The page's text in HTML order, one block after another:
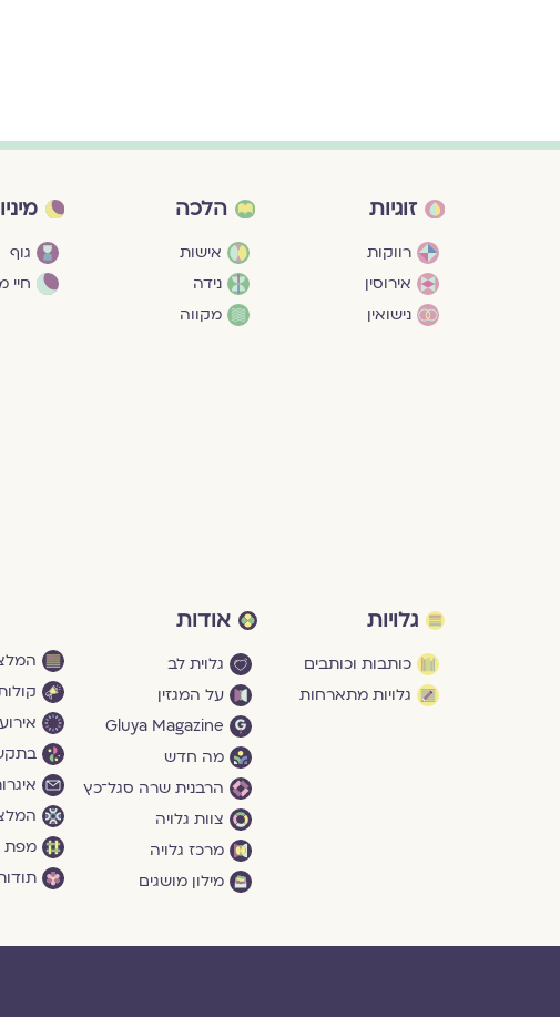
זוגיות
רווקות
אירוסין
נישואין
הלכה
אישות
נידה
מקווה
גוף
חיי
גלויות
כותבות וכותבים
גלויות מתארחות
אודות
גלוית לב
על המגזין
Gluya Magazine
מה חדש
הרבנית שרה סגל־כץ
צוות גלויה
מרכז גלויה
מילון מושגים
מפת